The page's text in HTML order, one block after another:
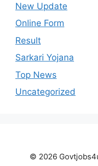
New Update
Online Form
Result
Sarkari Yojana
Top News
Uncategorized
© 2026